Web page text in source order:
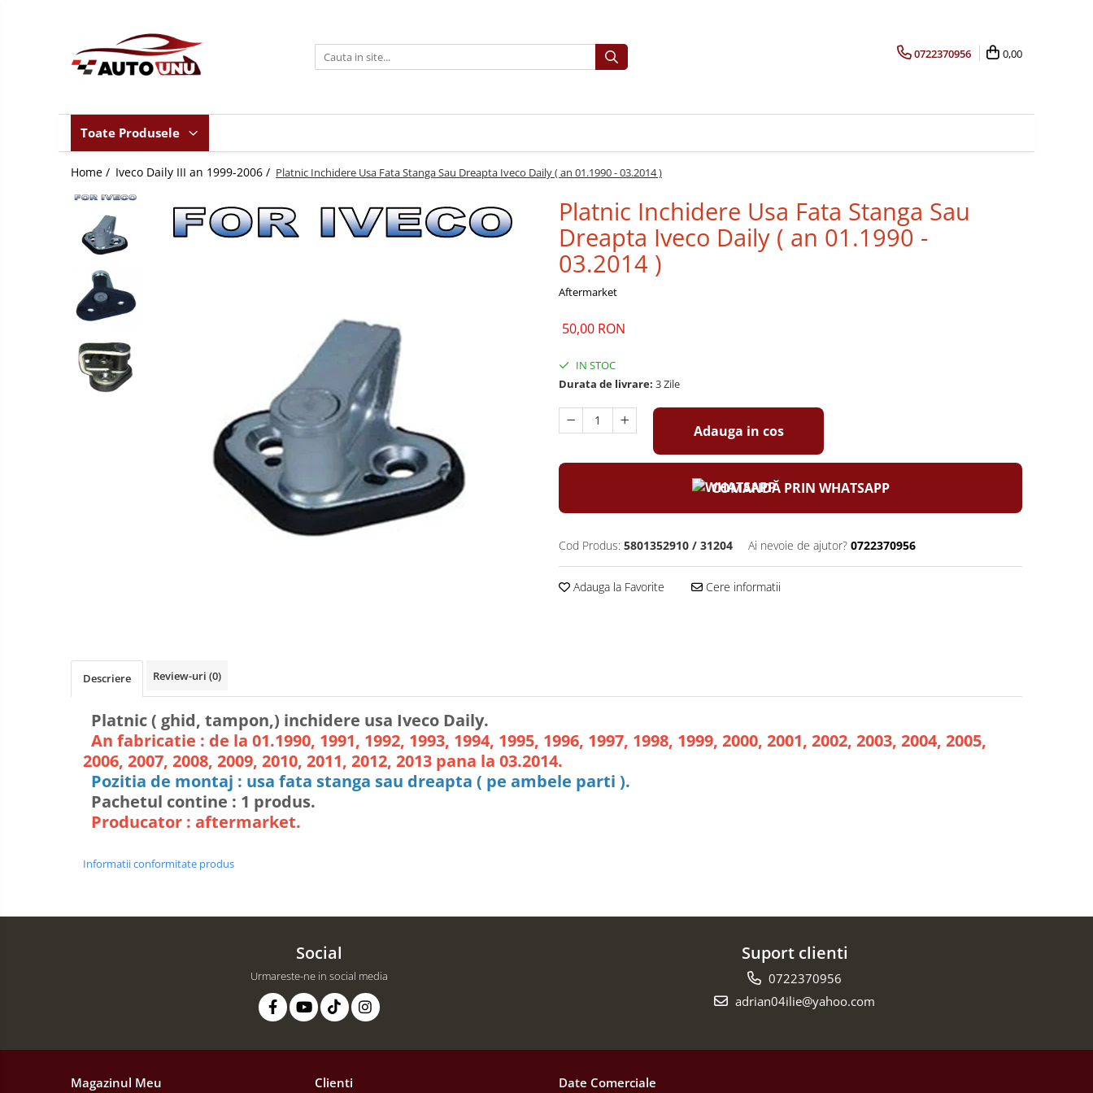
Toate Produsele
Iveco Daily IV an 2006-2011
Iveco Daily V an 2011-2014
Iveco Daily VI an dupa-2014
0722370956 0,00
Toate Produsele
Home / Iveco Daily III an 1999-2006 / Platnic Inchidere Usa Fata Stanga Sau Dreapta Iveco Daily ( an 01.1990 - 03.2014 )
Platnic Inchidere Usa Fata Stanga Sau
Dreapta Iveco Daily ( an 01.1990 -
03.2014 )
Aftermarket
50,00 RON
IN STOC
Durata de livrare: 3 Zile
Adauga in cos
COMANDĂ PRIN WHATSAPP
Cod Produs: 5801352910 / 31204 Ai nevoie de ajutor? 0722370956
Adauga la Favorite Cere informatii
Descriere Review-uri (0)
Platnic ( ghid, tampon,) inchidere usa Iveco Daily.
An fabricatie : de la 01.1990, 1991, 1992, 1993, 1994, 1995, 1996, 1997, 1998, 1999, 2000, 2001, 2002, 2003, 2004, 2005,
2006, 2007, 2008, 2009, 2010, 2011, 2012, 2013 pana la 03.2014.
Pozitia de montaj : usa fata stanga sau dreapta ( pe ambele parti ).
Pachetul contine : 1 produs.
Producator : aftermarket.
Informatii conformitate produs
Social
Urmareste-ne in social media
Suport clienti
0722370956
adrian04ilie@yahoo.com
Magazinul Meu Clienti Date Comerciale